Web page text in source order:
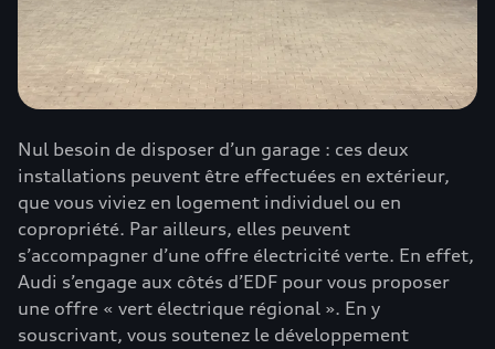
Nul besoin de disposer d’un garage : ces deux
installations peuvent être effectuées en extérieur,
que vous viviez en logement individuel ou en
copropriété. Par ailleurs, elles peuvent
s’accompagner d’une offre électricité verte. En effet,
Audi s’engage aux côtés d’EDF pour vous proposer
une offre « vert électrique régional ». En y
souscrivant, vous soutenez le développement